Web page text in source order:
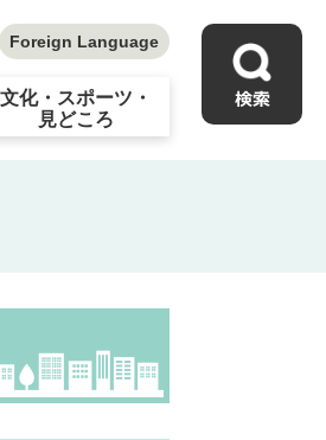
Foreign Language
文化・スポーツ・
見どころ